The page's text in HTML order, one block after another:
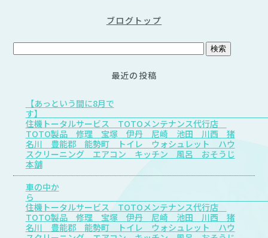
ブログトップ
最近の投稿
【あっという間に8月で
す
住機トータルサービス TOTOメンテナンス代行店
TOTO製品 修理 宝塚 伊丹 尼崎 池田 川西 猪
名川 豊能郡 能勢町 トイレ ウォシュレット ハウ
スクリーニング エアコン キッチン 風呂 おそうじ
本舗
車の中か
住機トータルサービス TOTOメンテナンス代行店
TOTO製品 修理 宝塚 伊丹 尼崎 池田 川西 猪
名川 豊能郡 能勢町 トイレ ウォシュレット ハウ